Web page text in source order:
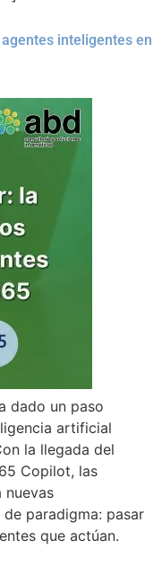
inteligentes en
dado un paso
artificial
la llegada del
Copilot, las
nuevas
paradigma: pasar
que actúan.